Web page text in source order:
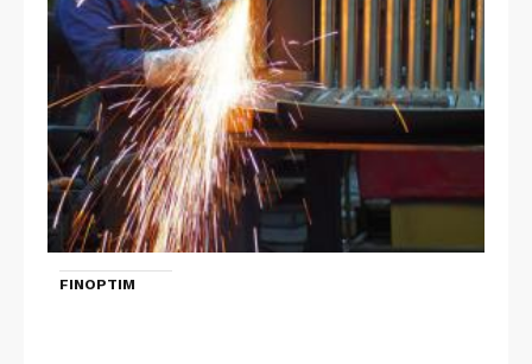
FINOPTIM